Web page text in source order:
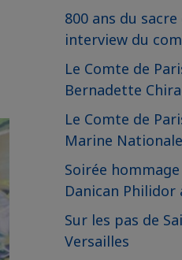
800 ans du
interview du
Le Comte de
Bernadette
Le Comte de
Marine Nationale
Soirée
Danican Philidor
Sur les pas de
Versailles